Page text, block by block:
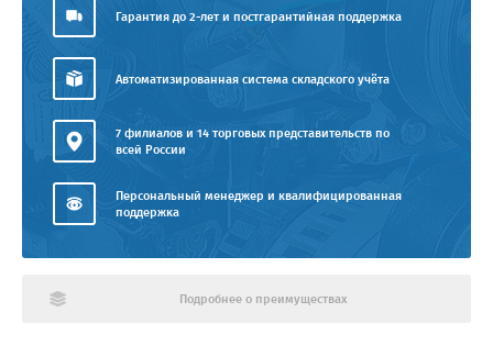
Гарантия до 2-лет и постгарантийная поддержка
Автоматизированная система складского учёта
7 филиалов и 14 торговых представительств по
всей России
Персональный менеджер и квалифицированная
поддержка
Подробнее о преимуществах